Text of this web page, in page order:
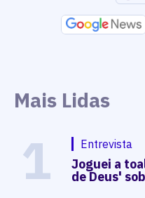
Mais Lidas
1 Entrevista
Joguei a
de Deus'